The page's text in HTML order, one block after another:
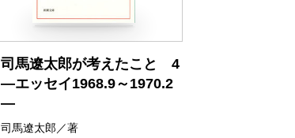
司馬遼太郎が考えたこと 4
―エッセイ1968.9～1970.2
―
司馬遼太郎／著